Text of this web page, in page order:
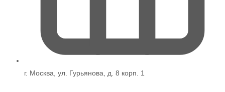
г. Москва, ул. Гурьянова, д. 8 корп. 1